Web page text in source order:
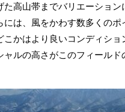
た高山帯までバリエーション
には、風をかわす数多くのポ
こかはより良いコンディショ
ャルの高さがこのフィールド